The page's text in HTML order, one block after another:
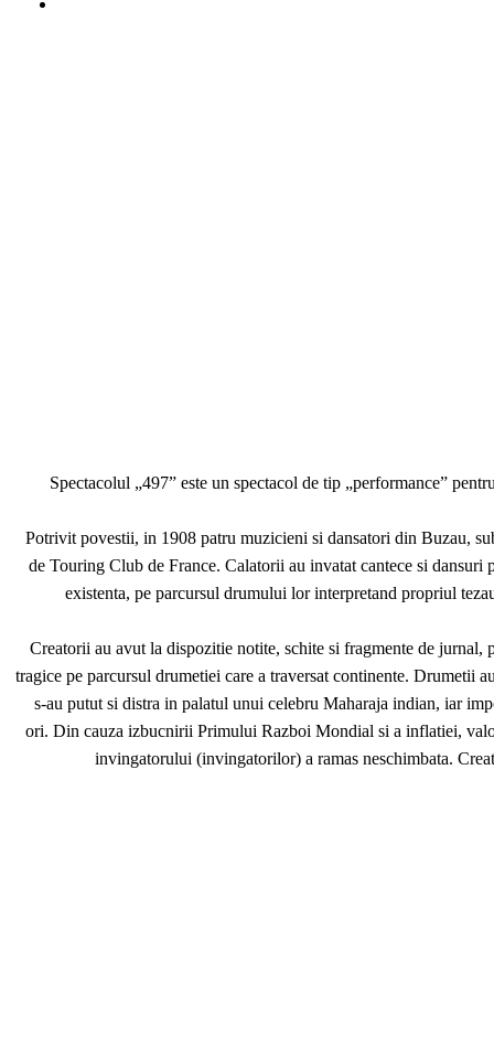
Spectacolul „497” este un spectacol de tip „performance”
Potrivit povestii, in 1908 patru muzicieni si dansatori din Buzau,
de Touring Club de France. Calatorii au invatat cantece si dansuri
existenta, pe parcursul drumului lor interpretand propriul
Creatorii au avut la dispozitie notite, schite si fragmente de jurnal,
tragice pe parcursul drumetiei care a traversat continente. Drumetii
s-au putut si distra in palatul unui celebru Maharaja indian, iar
ori. Din cauza izbucnirii Primului Razboi Mondial si a inflatiei,
invingatorului (invingatorilor) a ramas neschimbata.